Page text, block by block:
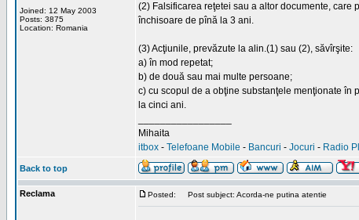
Joined: 12 May 2003
Posts: 3875
Location: Romania
(2) Falsificarea reţetei sau a altor documente,
închisoare de pînă la 3 ani.
(3) Acţiunile, prevăzute la alin.(1) sau (2), săvîrşite:
a) în mod repetat;
b) de două sau mai multe persoane;
c) cu scopul de a obţine substanţele menţionate în
la cinci ani.
Mihaita
itbox - Telefoane Mobile - Bancuri - Jocuri - Radio
Back to top
Reclama Posted: Post subject: Acorda-ne putina atentie